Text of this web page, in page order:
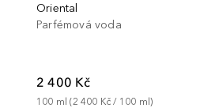
Oriental
Parfémová voda
2 400 Kč
100 ml (2 400 Kč / 100 ml)